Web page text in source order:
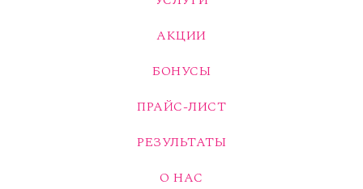
АКЦИИ
БОНУСЫ
ПРАЙС-ЛИСТ
РЕЗУЛЬТАТЫ
О НАС